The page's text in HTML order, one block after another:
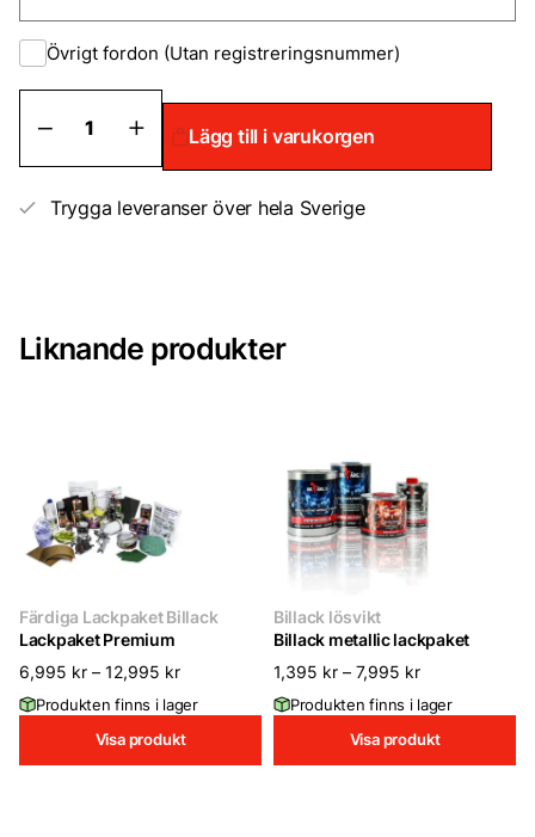
Övrigt fordon (Utan registreringsnummer)
Lackpaket
Standard
mängd
Lägg till i varukorgen
Trygga leveranser över hela Sverige
Liknande produkter
Färdiga Lackpaket Billack
Lackpaket Premium
6,995 kr – 12,995 kr
Produkten finns i lager
Visa produkt
Billack lösvikt
Billack metallic lackpaket
1,395 kr – 7,995 kr
Produkten finns i lager
Visa produkt